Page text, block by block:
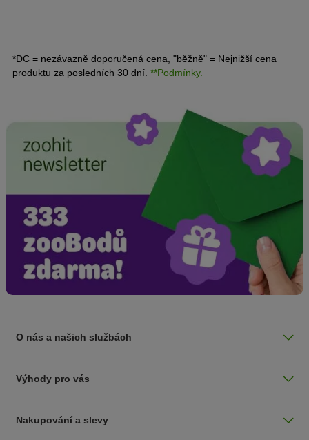
ale vybrat tu správnou není vždy jednoduché.
*DC = nezávazně doporučená cena, "běžně" = Nejnižší cena
produktu za posledních 30 dní. **Podmínky.
O nás a našich službách
Výhody pro vás
Nakupování a slevy